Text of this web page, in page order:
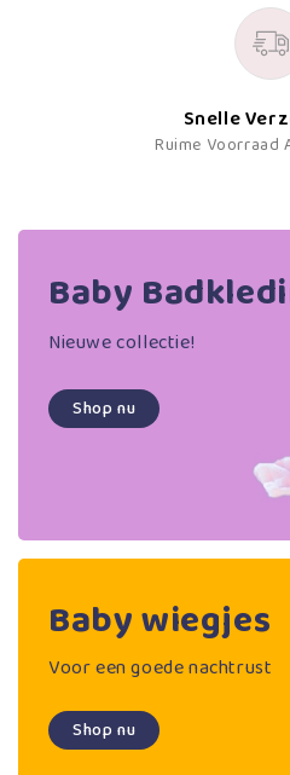
Snelle
Ruime Voorraad
Baby
Nieuwe collectie!
Shop nu
Baby wiegjes
Voor een goede nachtrust
Shop nu